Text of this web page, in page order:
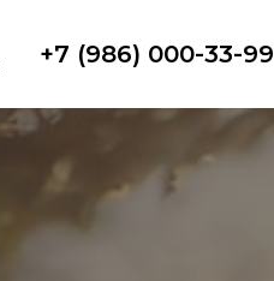
+7 (986) 000-33-99